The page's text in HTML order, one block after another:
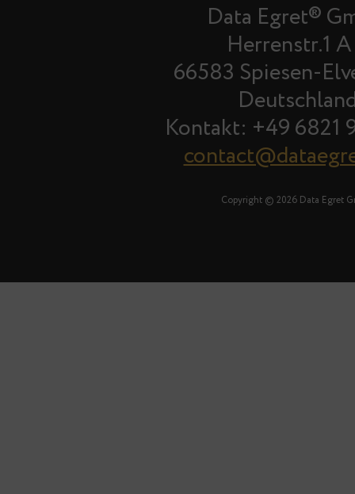
Data Egret®
Herrenstr.1
66583 Spiesen-
Kontakt: +49 6821
Copyright © 2026 Data Egret